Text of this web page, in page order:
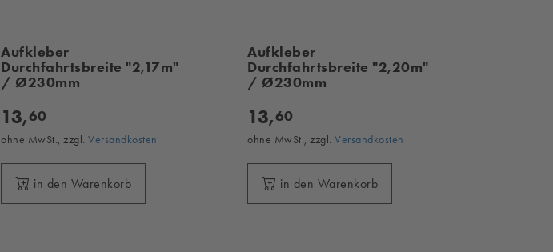
Aufkleber
Durchfahrtsbreite "2,17m"
/ Ø230mm
13,60
ohne MwSt., zzgl.Versandkosten
in den Warenkorb
Aufkleber
Durchfahrtsbreite "2,20m"
/ Ø230mm
13,60
ohne MwSt., zzgl.Versandkosten
in den Warenkorb